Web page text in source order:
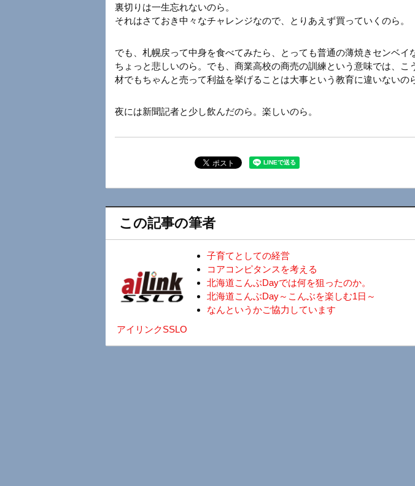
裏切りは一生忘れないのら。
それはさておき中々なチャレンジなので、とりあえず買っていくのら。
でも、札幌戻って中身を食べてみたら、とっても普通の薄焼きセンベイ
ちょっと悲しいのら。でも、商業高校の商売の訓練という意味では、こ
材でもちゃんと売って利益を挙げることは大事という教育に違いないの
夜には新聞記者と少し飲んだのら。楽しいのら。
この記事の筆者
アイリンクSSLO
子育てとしての経営
コアコンピタンスを考える
北海道こんぶDayでは何を狙ったのか。
北海道こんぶDay～こんぶを楽しむ1日～
なんというかご協力しています